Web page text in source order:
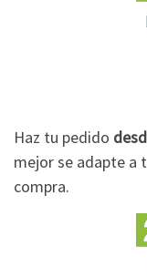
Haz tu pedido
mejor se adapte a
compra.